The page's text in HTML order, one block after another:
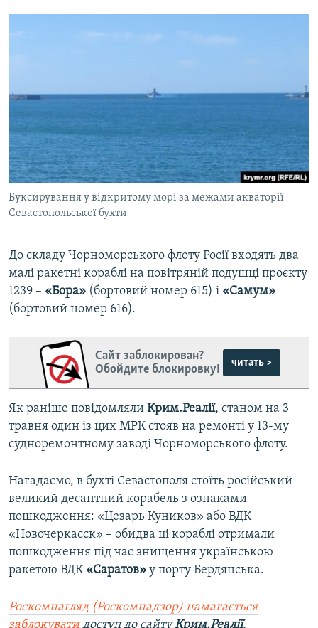
Буксирування у відкритому морі за межами акваторії
Севастопольської бухти
До складу Чорноморського флоту Росії входять два
малі ракетні кораблі на повітряній подушці проєкту
1239 – «Бора» (бортовий номер 615) і «Самум»
(бортовий номер 616).
Сайт заблокирован?
Обойдите блокировку!
читать >
Як раніше повідомляли Крим.Реалії, станом на 3
травня один із цих МРК стояв на ремонті у 13-му
судноремонтному заводі Чорноморського флоту.
Нагадаємо, в бухті Севастополя стоїть російський
великий десантний корабель з ознаками
пошкодження: «Цезарь Куников» або ВДК
«Новочеркасск» – обидва ці кораблі отримали
пошкодження під час знищення українською
ракетою ВДК «Саратов» у порту Бердянська.
Роскомнагляд (Роскомнадзор) намагається
заблокуватидоступ до сайтуКрим.Реалії.